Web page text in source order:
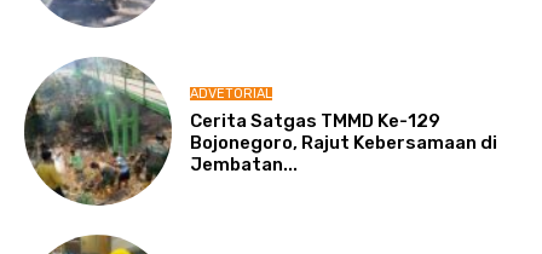
ADVETORIAL
Cerita Satgas TMMD Ke-129
Bojonegoro, Rajut Kebersamaan di
Jembatan...